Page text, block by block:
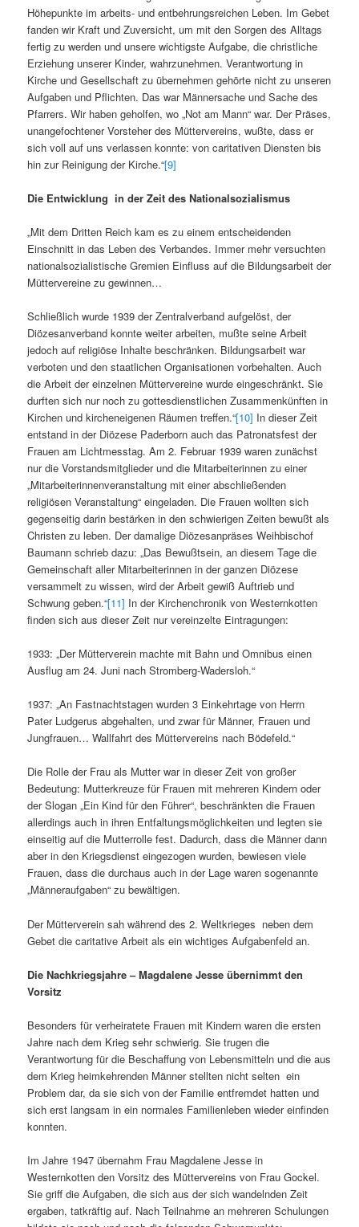
Höhepunkte im arbeits- und entbehrungsreichen Leben. Im Gebet
fanden wir Kraft und Zuversicht, um mit den Sorgen des Alltags
fertig zu werden und unsere wichtigste Aufgabe, die christliche
Erziehung unserer Kinder, wahrzunehmen. Verantwortung in
Kirche und Gesellschaft zu übernehmen gehörte nicht zu unseren
Aufgaben und Pflichten. Das war Männersache und Sache des
Pfarrers. Wir haben geholfen, wo „Not am Mann“ war. Der Präses,
unangefochtener Vorsteher des Müttervereins, wußte, dass er
sich voll auf uns verlassen konnte: von caritativen Diensten bis
hin zur Reinigung der Kirche.“[9]
Die Entwicklung in der Zeit des Nationalsozialismus
„Mit dem Dritten Reich kam es zu einem entscheidenden
Einschnitt in das Leben des Verbandes. Immer mehr versuchten
nationalsozialistische Gremien Einfluss auf die Bildungsarbeit der
Müttervereine zu gewinnen…
Schließlich wurde 1939 der Zentralverband aufgelöst, der
Diözesanverband konnte weiter arbeiten, mußte seine Arbeit
jedoch auf religiöse Inhalte beschränken. Bildungsarbeit war
verboten und den staatlichen Organisationen vorbehalten. Auch
die Arbeit der einzelnen Müttervereine wurde eingeschränkt. Sie
durften sich nur noch zu gottesdienstlichen Zusammenkünften in
Kirchen und kircheneigenen Räumen treffen.“[10] In dieser Zeit
entstand in der Diözese Paderborn auch das Patronatsfest der
Frauen am Lichtmesstag. Am 2. Februar 1939 waren zunächst
nur die Vorstandsmitglieder und die Mitarbeiterinnen zu einer
„Mitarbeiterinnenveranstaltung mit einer abschließenden
religiösen Veranstaltung“ eingeladen. Die Frauen wollten sich
gegenseitig darin bestärken in den schwierigen Zeiten bewußt als
Christen zu leben. Der damalige Diözesanpräses Weihbischof
Baumann schrieb dazu: „Das Bewußtsein, an diesem Tage die
Gemeinschaft aller Mitarbeiterinnen in der ganzen Diözese
versammelt zu wissen, wird der Arbeit gewiß Auftrieb und
Schwung geben.“[11] In der Kirchenchronik von Westernkotten
finden sich aus dieser Zeit nur vereinzelte Eintragungen:
1933: „Der Mütterverein machte mit Bahn und Omnibus einen
Ausflug am 24. Juni nach Stromberg-Wadersloh.“
1937: „An Fastnachtstagen wurden 3 Einkehrtage von Herrn
Pater Ludgerus abgehalten, und zwar für Männer, Frauen und
Jungfrauen… Wallfahrt des Müttervereins nach Bödefeld.“
Die Rolle der Frau als Mutter war in dieser Zeit von großer
Bedeutung: Mutterkreuze für Frauen mit mehreren Kindern oder
der Slogan „Ein Kind für den Führer“, beschränkten die Frauen
allerdings auch in ihren Entfaltungsmöglichkeiten und legten sie
einseitig auf die Mutterrolle fest. Dadurch, dass die Männer dann
aber in den Kriegsdienst eingezogen wurden, bewiesen viele
Frauen, dass die durchaus auch in der Lage waren sogenannte
„Männeraufgaben“ zu bewältigen.
Der Mütterverein sah während des 2. Weltkrieges neben dem
Gebet die caritative Arbeit als ein wichtiges Aufgabenfeld an.
Die Nachkriegsjahre – Magdalene Jesse übernimmt den
Vorsitz
Besonders für verheiratete Frauen mit Kindern waren die ersten
Jahre nach dem Krieg sehr schwierig. Sie trugen die
Verantwortung für die Beschaffung von Lebensmitteln und die aus
dem Krieg heimkehrenden Männer stellten nicht selten ein
Problem dar, da sie sich von der Familie entfremdet hatten und
sich erst langsam in ein normales Familienleben wieder einfinden
konnten.
Im Jahre 1947 übernahm Frau Magdalene Jesse in
Westernkotten den Vorsitz des Müttervereins von Frau Gockel.
Sie griff die Aufgaben, die sich aus der sich wandelnden Zeit
ergaben, tatkräftig auf. Nach Teilnahme an mehreren Schulungen